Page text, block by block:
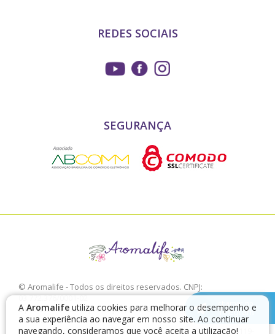
A Aromalife utiliza cookies para melhorar o desempenho e
a sua experiência ao navegar em nosso site. Ao continuar
navegando, consideramos que você aceita a utilização!
chamar no
Telegram
REDES SOCIAIS
SEGURANÇA
© Aromalife - Todos os direitos reservados. CNPJ:
03.772.376/0001-02
É proibido a sua reprodução, total ou parcial, sem a expressa
autorização da Aromalife.
Rua: Conde de Irajá, 17 V. Mariana - São Paulo - SP / CEP: 04119-